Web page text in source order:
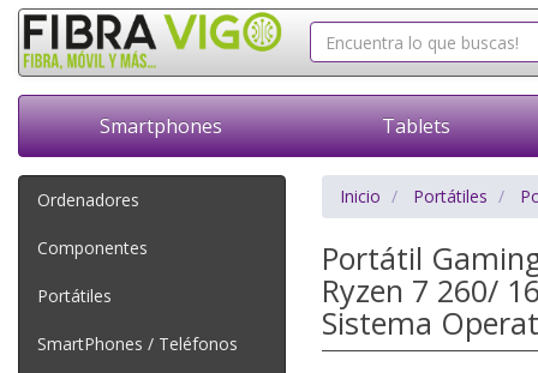
Smartphones Tablets
Ordenadores
Componentes
Portátiles
SmartPhones / Teléfonos
Inicio Portátiles
Portátil
Ryzen 7 260/
Sistema